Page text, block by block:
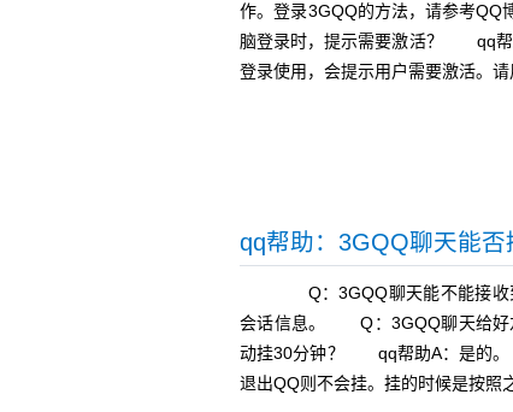
作。登录3GQQ的方法，请参考
脑登录时，提示需要激活？ qq帮
登录使用，会提示用户需要激活。
qq帮助：3GQQ聊天能否
Q：3GQQ聊天能不能接收
会话信息。 Q：3GQQ聊天给好
动挂30分钟？ qq帮助A：是的。
退出QQ则不会挂。挂的时候是按照